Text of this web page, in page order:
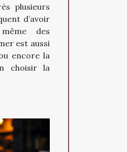
plusieurs
d’avoir
des
est aussi
encore la
choisir la